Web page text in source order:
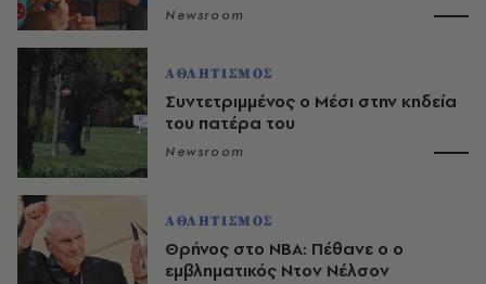
Newsroom
ΑΘΛΗΤΙΣΜΟΣ
Συντετριμμένος ο Μέσι στην κηδεία
του πατέρα του
Newsroom
ΑΘΛΗΤΙΣΜΟΣ
Θρήνος στο NBA: Πέθανε ο ο
εμβληματικός Ντον Νέλσον